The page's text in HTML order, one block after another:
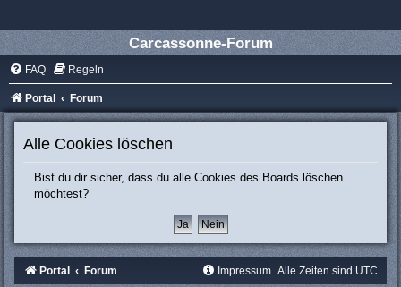
Carcassonne-Forum
FAQ Regeln
Portal Forum
Alle Cookies löschen
Bist du dir sicher, dass du alle Cookies des Boards löschen
möchtest?
Portal Forum Alle Zeiten sind UTC
Impressum